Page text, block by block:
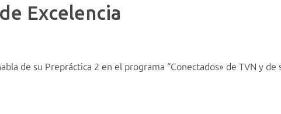
Excelencia
de su Prepráctica 2 en el programa “Conectados» de TVN y